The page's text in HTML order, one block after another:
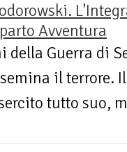
Avventura
della Guerra di
il terrore.
tutto suo,